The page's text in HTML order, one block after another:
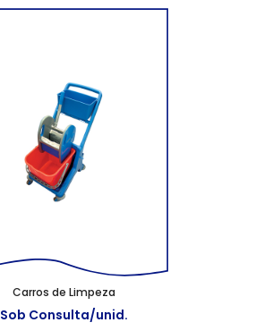
Carros de Limpeza
Sob Consulta/unid.